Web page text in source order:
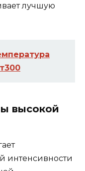
лучшую
высокой
интенсивности